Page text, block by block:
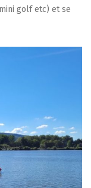
golf etc) et se